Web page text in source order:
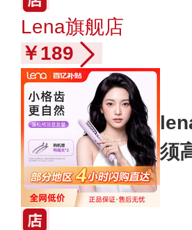
Lena旗舰店
￥189
须